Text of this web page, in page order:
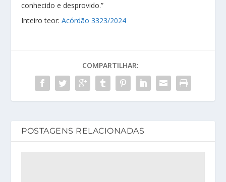
conhecido e desprovido.”
Inteiro teor:Acórdão 3323/2024
COMPARTILHAR:
POSTAGENS RELACIONADAS